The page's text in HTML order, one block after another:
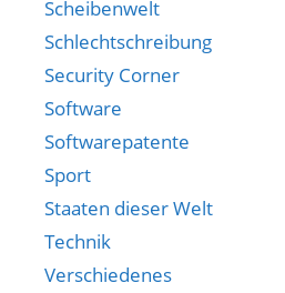
Scheibenwelt
Schlechtschreibung
Security Corner
Software
Softwarepatente
Sport
Staaten dieser Welt
Technik
Verschiedenes